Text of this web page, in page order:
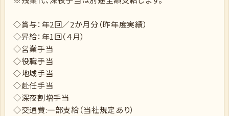
◇賞与：年2回／2か月分（昨年度実績）
◇昇給：年1回（４月）
◇営業手当
◇役職手当
◇地域手当
◇赴任手当
◇深夜割増手当
◇交通費:一部支給（当社規定あり）